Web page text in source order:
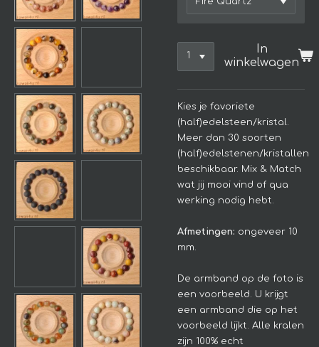
In
winkelwagen
Kies je favoriete
(half)edelsteen/kristal.
Meer dan 30 soorten
(half)edelstenen/kristallen
beschikbaar. Mix & Match
wat jij mooi vind of qua
werking nodig hebt.
Afmetingen: ongeveer 10
mm.
De armband op de foto is
een voorbeeld. U krijgt
een armband die op het
voorbeeld lijkt. Alle kralen
zijn 100% echt